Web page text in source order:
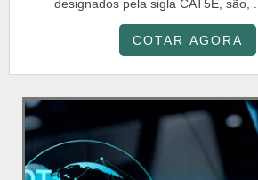
designados pela sigla CAT5E, são, ...
COTAR AGORA